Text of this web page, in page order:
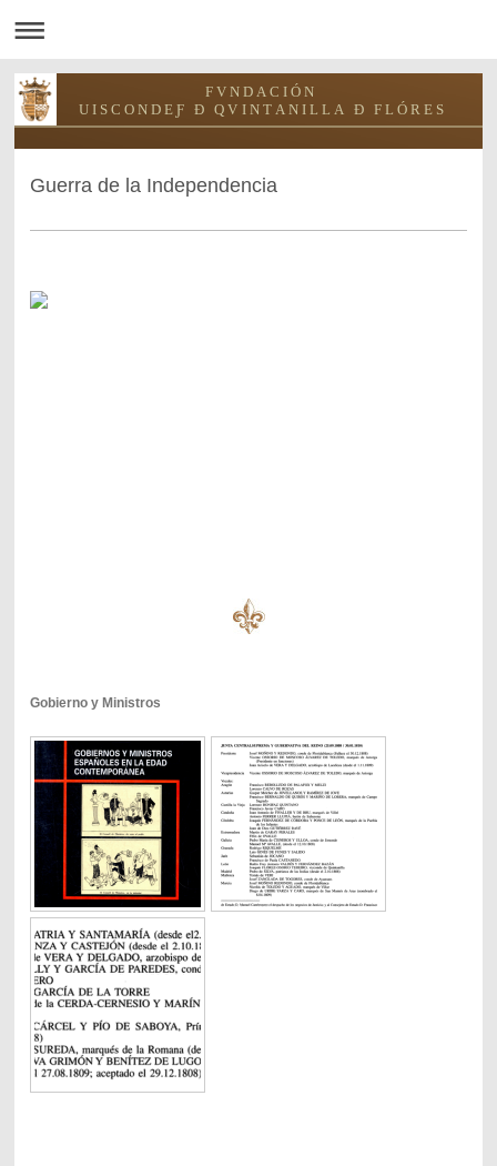
F V N D A C I Ó N
U I S C O N D E Ƒ Ð Q V I N T A N I L L A Ð F L Ó R E S
Guerra de la Independencia
Gobierno y Ministros